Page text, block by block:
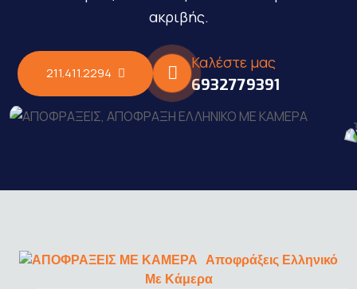
ακριβής.
211.411.2294
Καλέστε μας
6932779391
Αποφράξεις Ελληνικό
Με Κάμερα